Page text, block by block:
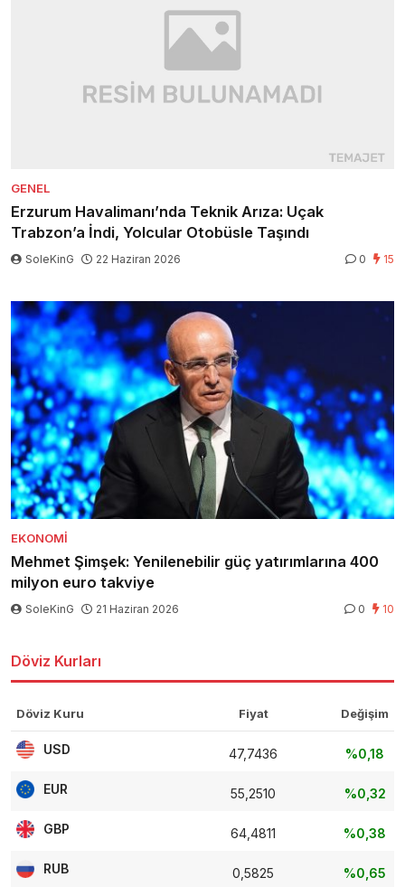
GENEL
Erzurum Havalimanı’nda Teknik Arıza: Uçak
Trabzon’a İndi, Yolcular Otobüsle Taşındı
SoleKinG 22 Haziran 2026 0 15
EKONOMI
Mehmet Şimşek: Yenilenebilir güç yatırımlarına 400
milyon euro takviye
SoleKinG 21 Haziran 2026 0 10
Döviz Kurları
Döviz Kuru Fiyat Değişim
USD 47,7436 %0,18
EUR 55,2510 %0,32
GBP 64,4811 %0,38
RUB 0,5825 %0,65